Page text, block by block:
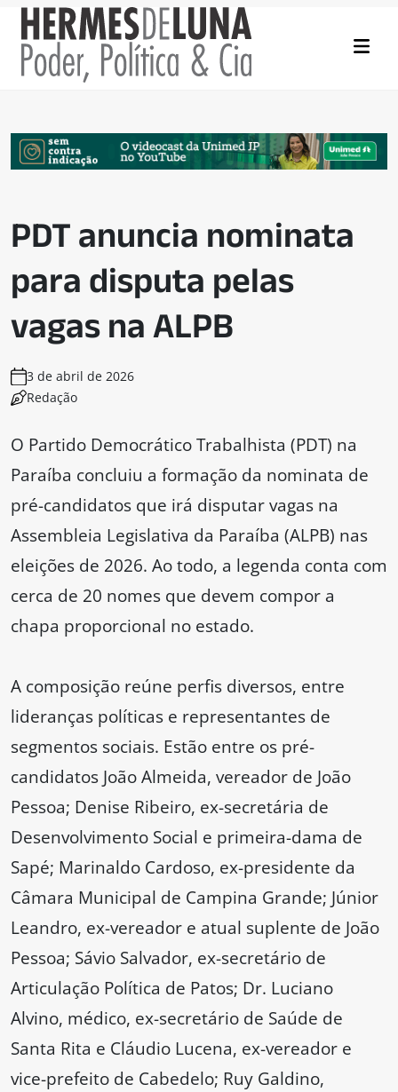
PDT anuncia nominata
para disputa pelas
vagas na ALPB
3 de abril de 2026
Redação
O Partido Democrático Trabalhista (PDT) na
Paraíba concluiu a formação da nominata de
pré-candidatos que irá disputar vagas na
Assembleia Legislativa da Paraíba (ALPB) nas
eleições de 2026. Ao todo, a legenda conta com
cerca de 20 nomes que devem compor a
chapa proporcional no estado.
A composição reúne perfis diversos, entre
lideranças políticas e representantes de
segmentos sociais. Estão entre os pré-
candidatos João Almeida, vereador de João
Pessoa; Denise Ribeiro, ex-secretária de
Desenvolvimento Social e primeira-dama de
Sapé; Marinaldo Cardoso, ex-presidente da
Câmara Municipal de Campina Grande; Júnior
Leandro, ex-vereador e atual suplente de João
Pessoa; Sávio Salvador, ex-secretário de
Articulação Política de Patos; Dr. Luciano
Alvino, médico, ex-secretário de Saúde de
Santa Rita e Cláudio Lucena, ex-vereador e
vice-prefeito de Cabedelo; Ruy Galdino,